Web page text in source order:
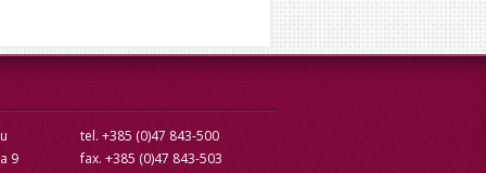
9
tel. +385 (0)47 843-500
fax. +385 (0)47 843-503